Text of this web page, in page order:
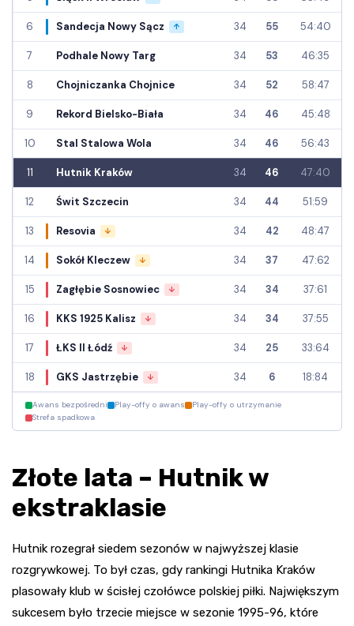
6 Sandecja Nowy Sącz ↑ 34 55 54:40
7 Podhale Nowy Targ 34 53 46:35
8 Chojniczanka Chojnice 34 52 58:47
9 Rekord Bielsko-Biała 34 46 45:48
10 Stal Stalowa Wola 34 46 56:43
11 Hutnik Kraków 34 46 47:40
12 Świt Szczecin 34 44 51:59
13 Resovia ↓ 34 42 48:47
14 Sokół Kleczew ↓ 34 37 47:62
15 Zagłębie Sosnowiec ↓ 34 34 37:61
16 KKS 1925 Kalisz ↓ 34 34 37:55
17 ŁKS II Łódź ↓ 34 25 33:64
18 GKS Jastrzębie ↓ 34 6 18:84
Awans bezpośredni Play-offy o awans
Play-offy o utrzymanie
Strefa spadkowa
Złote lata – Hutnik w
ekstraklasie
Hutnik rozegrał siedem sezonów w najwyższej klasie
rozgrywkowej. To był czas, gdy rankingi Hutnika Kraków
plasowały klub w ścisłej czołówce polskiej piłki. Największym
sukcesem było trzecie miejsce w sezonie 1995-96, które